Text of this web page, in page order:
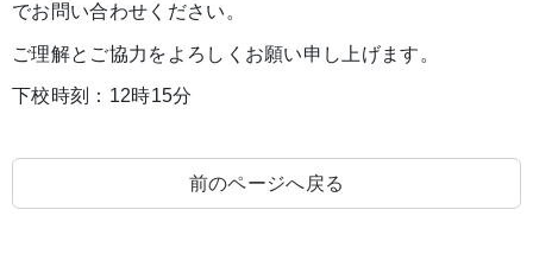
でお問い合わせください。
ご理解とご協力をよろしくお願い申し上げます。
下校時刻：12時15分
前のページへ戻る